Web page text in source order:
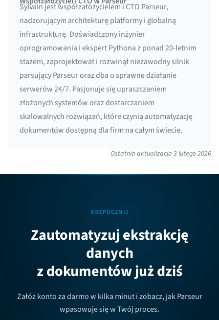
Sylvain jest współzałożycielem i CTO Parseur,
nadzorującym architekturę platformy i globalną
infrastrukturę. Doświadczony inżynier
oprogramowania i ekspert Pythona z ponad 20-letnim
stażem, zaprojektował i rozwinął niezawodny silnik
parsujący Parseur oraz dba o sprawne działanie
serwerów 24/7. Pasjonuje się upraszczaniem
złożonych systemów oraz dostarczaniem
skalowalnych rozwiązań, które czynią automatyzację
dokumentów dostępną dla firm na całym świecie.
Ostatnia aktualizacja 3 lutego 2026
ROZPOCZNIJ
Zautomatyzuj ekstrakcję
danych
z dokumentów już dziś
Załóż konto za darmo w kilka minut i zobacz, jak Parseur
wpasowuje się w Twój proces.